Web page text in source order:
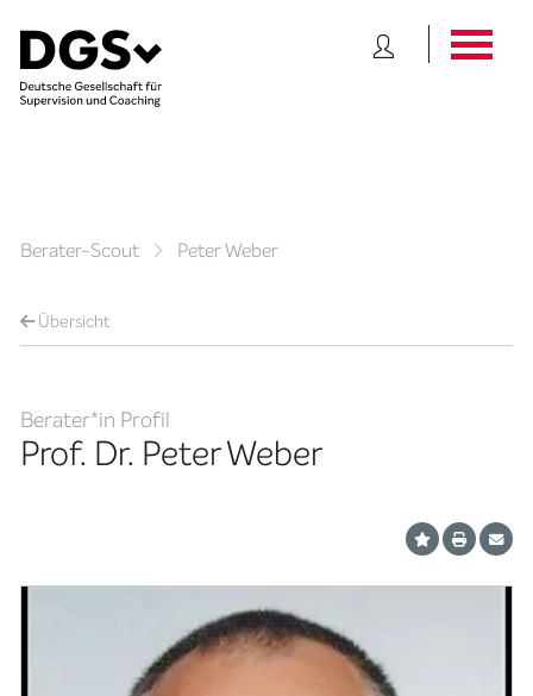
Berater-Scout Peter Weber
Übersicht
Berater*in Profil
Prof. Dr. Peter Weber